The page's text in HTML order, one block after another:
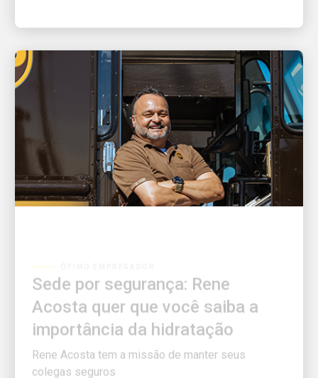
Acosta quer que você saiba a
importância da hidratação
Rene Acosta tem a missão de manter seus
colegas seguros